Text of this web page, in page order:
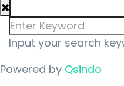
Input your search
Powered by Qsindo